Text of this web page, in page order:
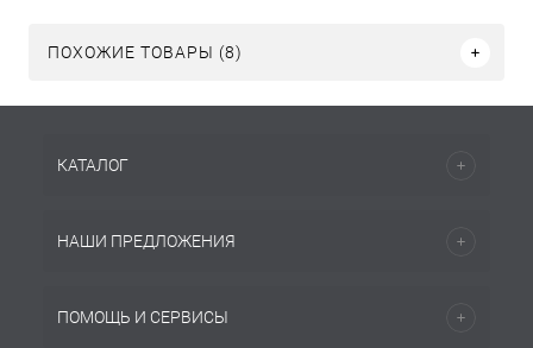
ПОХОЖИЕ ТОВАРЫ (8)
КАТАЛОГ
НАШИ ПРЕДЛОЖЕНИЯ
ПОМОЩЬ И СЕРВИСЫ